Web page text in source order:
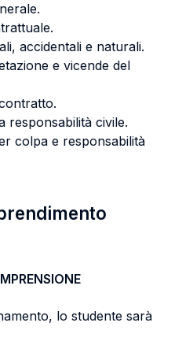
accidentali e naturali.
e vicende del
responsabilità civile.
colpa e responsabilità
lo studente sarà